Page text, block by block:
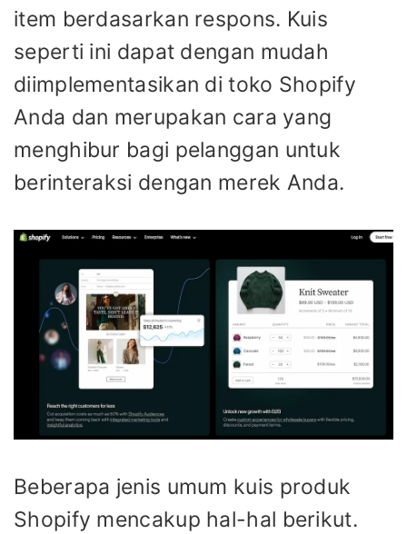
item berdasarkan respons. Kuis
seperti ini dapat dengan mudah
diimplementasikan di toko Shopify
Anda dan merupakan cara yang
menghibur bagi pelanggan untuk
berinteraksi dengan merek Anda.
Beberapa jenis umum kuis produk
Shopify mencakup hal-hal berikut.